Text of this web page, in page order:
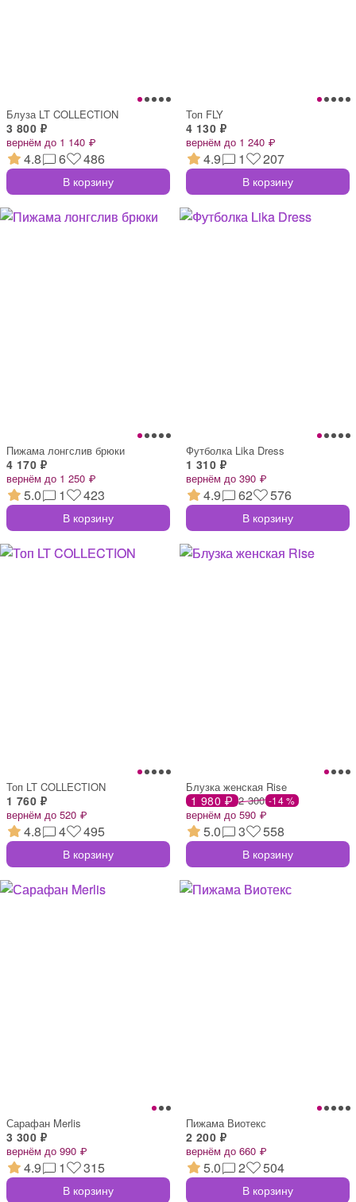
Блуза LT COLLECTION
3 800 ₽
вернём до 1 140 ₽
4.8 6 486
В корзину
Топ FLY
4 130 ₽
вернём до 1 240 ₽
4.9 1 207
В корзину
Пижама лонгслив брюки
4 170 ₽
вернём до 1 250 ₽
5.0 1 423
В корзину
Футболка Lika Dress
1 310 ₽
вернём до 390 ₽
4.9 62 576
В корзину
Топ LT COLLECTION
1 760 ₽
вернём до 520 ₽
4.8 4 495
В корзину
Блузка женская Rise
1 980 ₽ 2 300 -14 %
вернём до 590 ₽
5.0 3 558
В корзину
Сарафан Merlis
3 300 ₽
вернём до 990 ₽
4.9 1 315
В корзину
Пижама Виотекс
2 200 ₽
вернём до 660 ₽
5.0 2 504
В корзину